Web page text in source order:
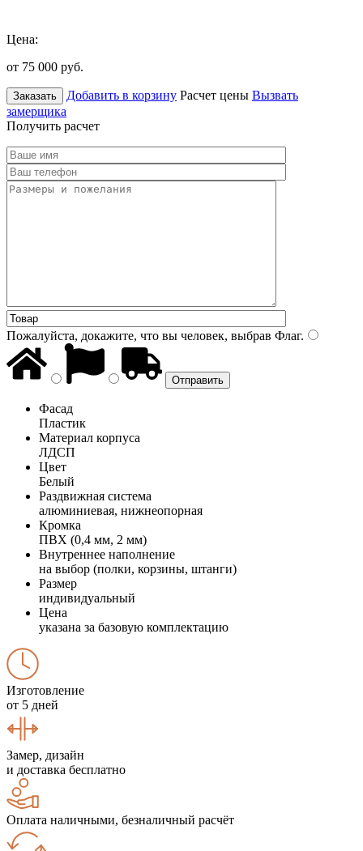
Цена:
от 75 000 руб.
Заказать Добавить в корзину Расчет цены Вызвать
замерщика
Получить расчет
Пожалуйста, докажите, что вы человек, выбрав Флаг.
Фасад
Пластик
Материал корпуса
ЛДСП
Цвет
Белый
Раздвижная система
алюминиевая, нижнеопорная
Кромка
ПВХ (0,4 мм, 2 мм)
Внутреннее наполнение
на выбор (полки, корзины, штанги)
Размер
индивидуальный
Цена
указана за базовую комплектацию
Изготовление
от 5 дней
Замер, дизайн
и доставка бесплатно
Оплата наличными, безналичный расчёт